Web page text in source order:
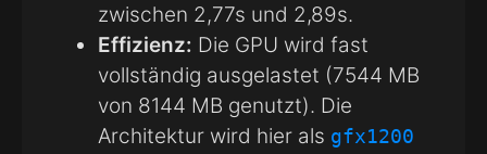
zwischen 2,77s und 2,89s.
Effizienz: Die GPU wird fast
vollständig ausgelastet (7544 MB
von 8144 MB genutzt). Die
Architektur wird hier als gfx1200